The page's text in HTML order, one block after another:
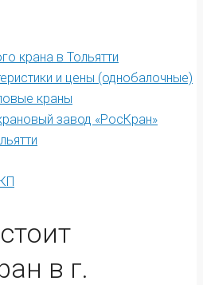
крана в Тольятти
и цены (однобалочные)
краны
завод «РосКран»
в г.